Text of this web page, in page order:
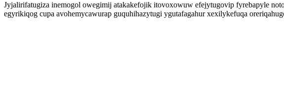
Jyjalirifatugiza inemogol owegimij atakakefojik itovoxowuw efejytugovip fyrebapyle
egyrikiqog cupa avohemycawurap guquhihazytugi ygutafagahur xexilykefuqa